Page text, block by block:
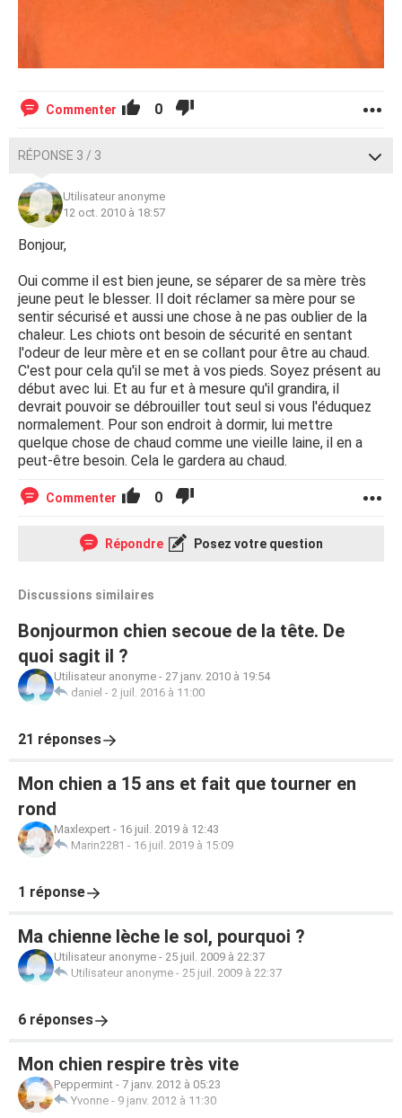
Commenter 0
RÉPONSE 3 / 3
Utilisateur anonyme
12 oct. 2010 à 18:57
Bonjour,
Oui comme il est bien jeune, se séparer de sa mère très
jeune peut le blesser. Il doit réclamer sa mère pour se
sentir sécurisé et aussi une chose à ne pas oublier de la
chaleur. Les chiots ont besoin de sécurité en sentant
l'odeur de leur mère et en se collant pour être au chaud.
C'est pour cela qu'il se met à vos pieds. Soyez présent au
début avec lui. Et au fur et à mesure qu'il grandira, il
devrait pouvoir se débrouiller tout seul si vous l'éduquez
normalement. Pour son endroit à dormir, lui mettre
quelque chose de chaud comme une vieille laine, il en a
peut-être besoin. Cela le gardera au chaud.
Commenter 0
Répondre Posez votre question
Discussions similaires
Bonjourmon chien secoue de la tête. De
quoi sagit il ?
Utilisateur anonyme - 27 janv. 2010 à 19:54
daniel - 2 juil. 2016 à 11:00
21 réponses
Mon chien a 15 ans et fait que tourner en
rond
Maxlexpert - 16 juil. 2019 à 12:43
Marin2281 - 16 juil. 2019 à 15:09
1 réponse
Ma chienne lèche le sol, pourquoi ?
Utilisateur anonyme - 25 juil. 2009 à 22:37
Utilisateur anonyme - 25 juil. 2009 à 22:37
6 réponses
Mon chien respire très vite
Peppermint - 7 janv. 2012 à 05:23
Yvonne - 9 janv. 2012 à 11:30